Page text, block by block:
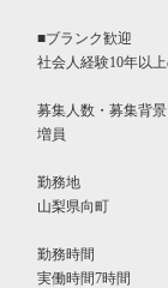
■ブランク歓迎
社会人経験10年以
募集人数・募集背景
増員
勤務地
山梨県向町
勤務時間
実働時間7時間